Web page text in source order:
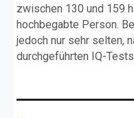
zwischen 130 und 159
hochbegabte Person.
jedoch nur sehr selten,
durchgeführten IQ-